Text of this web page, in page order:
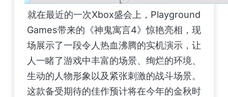
就在最近的一次Xbox盛会上，Playground
Games带来的《神鬼寓言4》惊艳亮相，现
场展示了一段令人热血沸腾的实机演示，让
人一睹了游戏中丰富的场景、绚烂的环境、
生动的人物形象以及紧张刺激的战斗场景。
这款备受期待的佳作预计将在今年的金秋时